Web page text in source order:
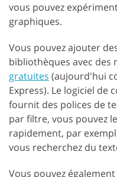
vous pouvez
graphiques.
Vous pouvez ajouter
bibliothèques avec des
gratuites (aujourd'hui
Express). Le logiciel de
fournit des polices de
par filtre, vous pouvez
rapidement, par
vous recherchez du
Vous pouvez